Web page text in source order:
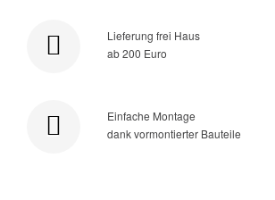
Lieferung frei Haus
ab 200 Euro
Einfache Montage
dank vormontierter Bauteile